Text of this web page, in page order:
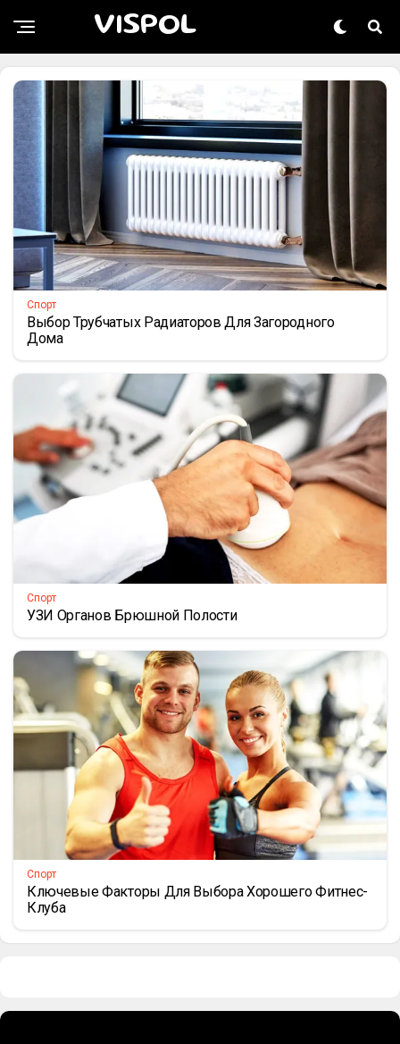
VISPOL
Черновик
Спорт
Выбор Трубчатых Радиаторов Для Загородного
Дома
Спорт
УЗИ Органов Брюшной Полости
Спорт
Ключевые Факторы Для Выбора Хорошего Фитнес-
Клуба